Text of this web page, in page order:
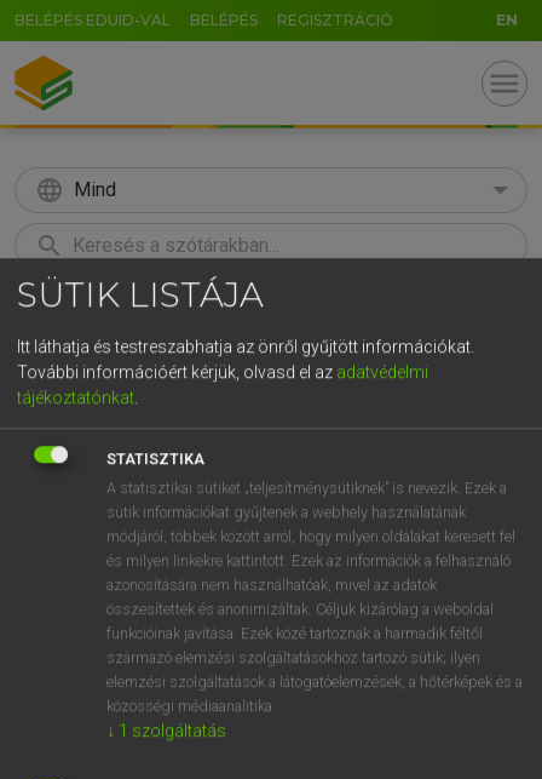
BELÉPÉS EDUID-VAL BELÉPÉS REGISZTRÁCIÓ EN
menu
language Mind
search
KERESÉS
Európai uniós terminológiai szótár
VAN ELŐFIZETÉSED?
Van előfizetésem a teljes szócikk megtekintéséhez.
BELÉPÉS
SÜTIK LISTÁJA
Itt láthatja és testreszabhatja az önről gyűjtött információkat.
További információért kérjük, olvasd el az adatvédelmi
tájékoztatónkat.
STATISZTIKA
A statisztikai sütiket „teljesítménysütiknek” is nevezik. Ezek a
sütik információkat gyűjtenek a webhely használatának
módjáról, többek között arról, hogy milyen oldalakat keresett fel
és milyen linkekre kattintott. Ezek az információk a felhasználó
azonosítására nem használhatóak, mivel az adatok
összesítettek és anonimizáltak. Céljuk kizárólag a weboldal
funkcióinak javítása. Ezek közé tartoznak a harmadik féltől
származó elemzési szolgáltatásokhoz tartozó sütik; ilyen
elemzési szolgáltatások a látogatóelemzések, a hőtérképek és a
közösségi médiaanalitika.
↓ 1 szolgáltatás
GR
t z u i o p
g h j k l é á ű Ω
n m , . AltGr